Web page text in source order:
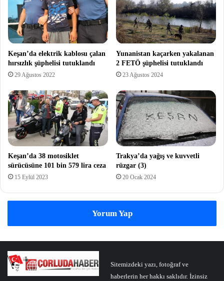
Keşan’da elektrik kablosu çalan
hırsızlık şüphelisi tutuklandı
29 Ağustos 2022
Yunanistan kaçarken yakalanan
2 FETÖ şüphelisi tutuklandı
23 Ağustos 2024
Keşan’da 38 motosiklet
sürücüsüne 101 bin 579 lira ceza
15 Eylül 2023
Trakya’da yağış ve kuvvetli
rüzgar (3)
20 Ocak 2024
Yorum Yap
Sitemizdeki yazı, fotoğraf ve
haberlerin her hakkı saklıdır. İzinsiz